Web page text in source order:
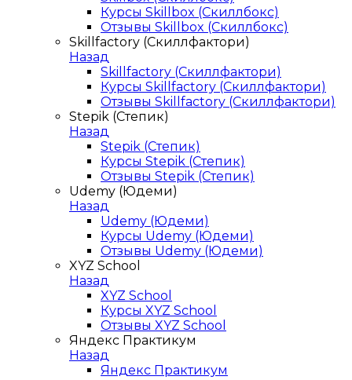
Курсы Skillbox (Скиллбокс)
Отзывы Skillbox (Скиллбокс)
Skillfactory (Скиллфактори)
Назад
Skillfactory (Скиллфактори)
Курсы Skillfactory (Скиллфактори)
Отзывы Skillfactory (Скиллфактори)
Stepik (Степик)
Назад
Stepik (Степик)
Курсы Stepik (Степик)
Отзывы Stepik (Степик)
Udemy (Юдеми)
Назад
Udemy (Юдеми)
Курсы Udemy (Юдеми)
Отзывы Udemy (Юдеми)
XYZ School
Назад
XYZ School
Курсы XYZ School
Отзывы XYZ School
Яндекс Практикум
Назад
Яндекс Практикум